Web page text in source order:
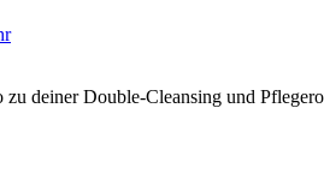
deiner Double-Cleansing und